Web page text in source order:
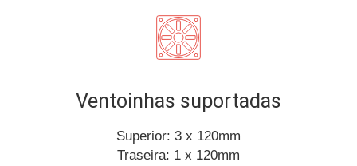
Ventoinhas suportadas
Superior: 3 x 120mm
Traseira: 1 x 120mm